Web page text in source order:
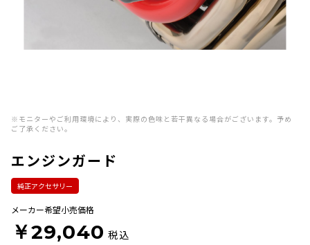
※モニターやご利用環境により、実際の色味と若干異なる場合がございます。予め
ご了承ください。
純正アクセサリー
エンジンガード
メーカー希望小売価格
￥29,040 税込